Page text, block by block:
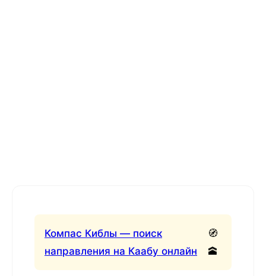
Компас Киблы — поиск
направления на Каабу онлайн
🧭
🕋